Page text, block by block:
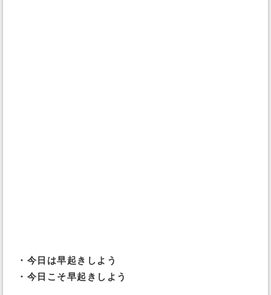
・今日は早起きしよう
・今日こそ早起きしよう